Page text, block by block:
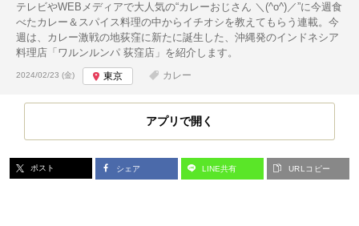
テレビやWEBメディアで大人気の“カレーおじさん ＼(^o^)／”に今週食
べたカレー＆スパイス料理の中からイチオシを教えてもらう連載。今
週は、カレー激戦の地荻窪に新たに誕生した、沖縄発のインドネシア
料理店「ワルンルンパ 荻窪店」を紹介します。
投稿日:
2024/02/23 (金) 東京 カレー
アプリで開く
ポスト シェア LINE共有 URLコピー